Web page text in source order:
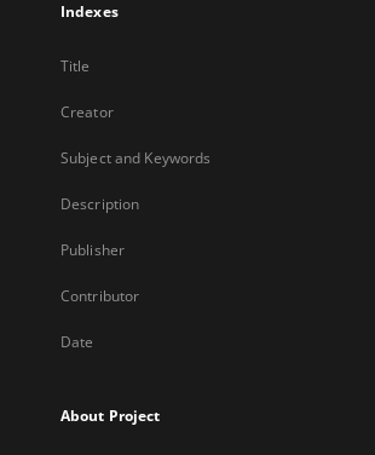
Indexes
Title
Creator
Subject and Keywords
Description
Publisher
Contributor
Date
About Project